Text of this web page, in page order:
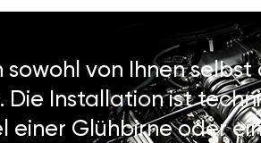
von Ihnen selbst
Installation ist
einer Glühbirne oder